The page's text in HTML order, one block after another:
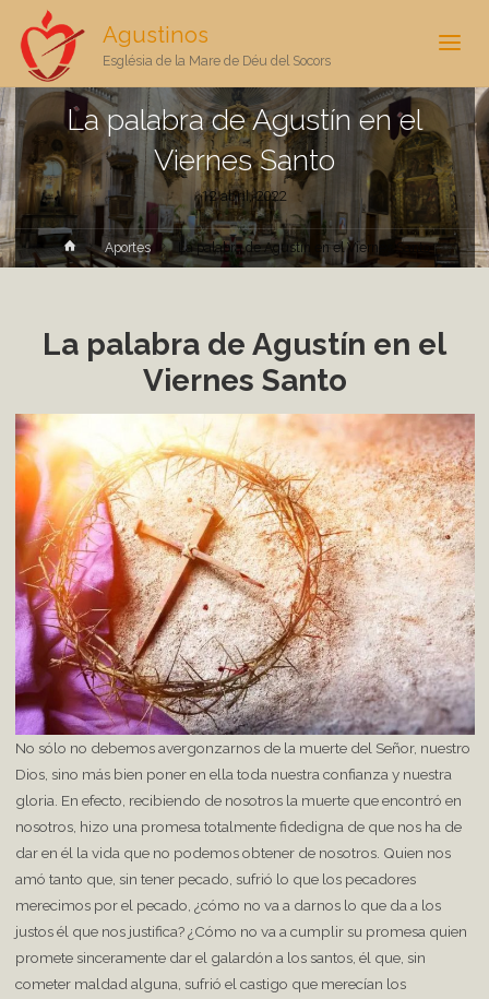
Agustinos
Església de la Mare de Déu del Socors
La palabra de Agustín en el
Viernes Santo
12 abril, 2022
InicioAportes La palabra de Agustín en el Viernes Santo
La palabra de Agustín en el
Viernes Santo
No sólo no debemos avergonzarnos de la muerte del Señor, nuestro
Dios, sino más bien poner en ella toda nuestra confianza y nuestra
gloria. En efecto, recibiendo de nosotros la muerte que encontró en
nosotros, hizo una promesa totalmente fidedigna de que nos ha de
dar en él la vida que no podemos obtener de nosotros. Quien nos
amó tanto que, sin tener pecado, sufrió lo que los pecadores
merecimos por el pecado, ¿cómo no va a darnos lo que da a los
justos él que nos justifica? ¿Cómo no va a cumplir su promesa quien
promete sinceramente dar el galardón a los santos, él que, sin
cometer maldad alguna, sufrió el castigo que merecían los